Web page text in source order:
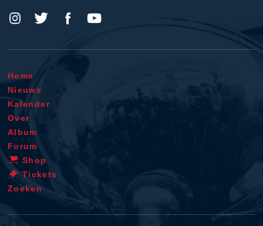
Home
Nieuws
Kalender
Over
Album
Forum
Shop
Tickets
Zoeken